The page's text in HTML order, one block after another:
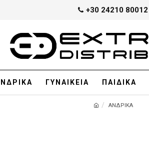
+30 24210 80012
ΓΥΝΑΙΚΕΙΑ ΠΑΙΔΙΚΑ
ΑΝΔΡΙΚΑ